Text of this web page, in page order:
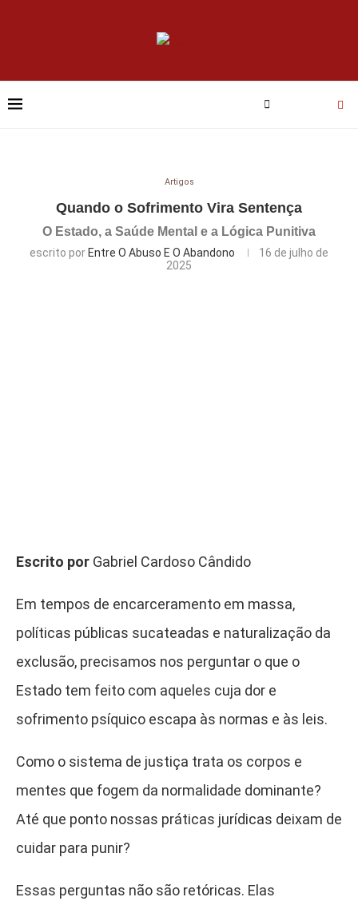
Artigos
Quando o Sofrimento Vira Sentença
O Estado, a Saúde Mental e a Lógica Punitiva
escrito por Entre O Abuso E O Abandono
16 de julho de
2025
Escrito por Gabriel Cardoso Cândido
Em tempos de encarceramento em massa,
políticas públicas sucateadas e naturalização da
exclusão, precisamos nos perguntar o que o
Estado tem feito com aqueles cuja dor e
sofrimento psíquico escapa às normas e às leis.
Como o sistema de justiça trata os corpos e
mentes que fogem da normalidade dominante?
Até que ponto nossas práticas jurídicas deixam de
cuidar para punir?
Essas perguntas não são retóricas. Elas